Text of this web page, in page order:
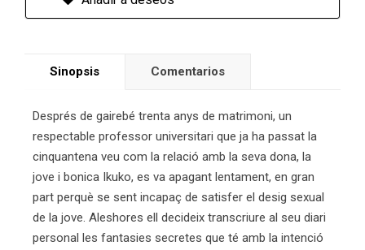
Sinopsis Comentarios
Després de gairebé trenta anys de matrimoni, un
respectable professor universitari que ja ha passat la
cinquantena veu com la relació amb la seva dona, la
jove i bonica Ikuko, es va apagant lentament, en gran
part perquè se sent incapaç de satisfer el desig sexual
de la jove. Aleshores ell decideix transcriure al seu diari
personal les fantasies secretes que té amb la intenció